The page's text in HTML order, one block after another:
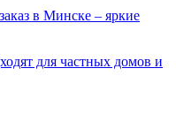
в Минске – яркие
для частных домов и